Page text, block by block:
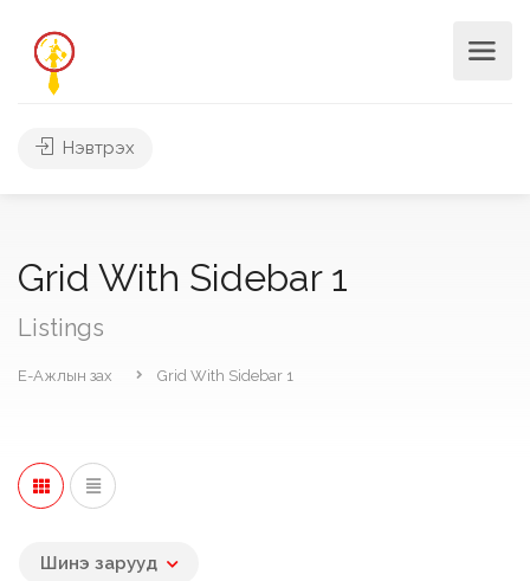
Нэвтрэх
Grid With Sidebar 1
Listings
Е-Ажлын зах Grid With Sidebar 1
Шинэ зарууд